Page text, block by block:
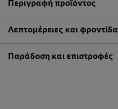
Περιγραφή προϊόντος
Λεπτομέρειες και φροντίδα
Παράδοση και επιστροφές